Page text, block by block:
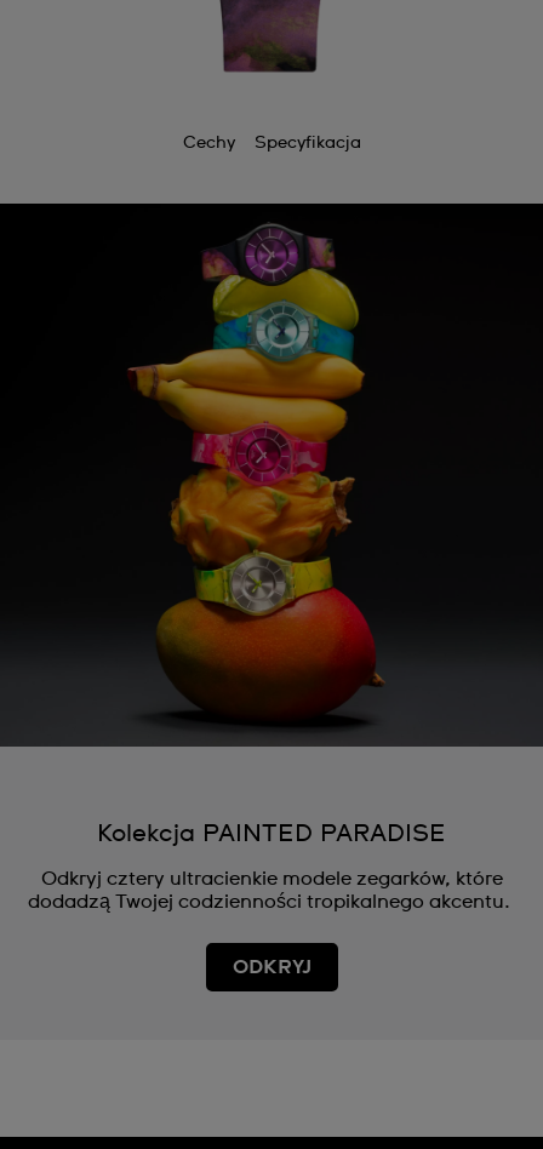
Cechy Specyfikacja
Kolekcja PAINTED PARADISE
Odkryj cztery ultracienkie modele zegarków, które
dodadzą Twojej codzienności tropikalnego akcentu.
ODKRYJ